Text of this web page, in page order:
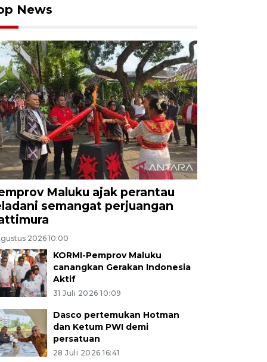
News
Maluku ajak perantau
semangat perjuangan
2026 10:00
KORMI-Pemprov Maluku
canangkan Gerakan Indonesia
Aktif
31 Juli 2026 10:09
Dasco pertemukan Hotman
dan Ketum PWI demi
persatuan
28 Juli 2026 16:41